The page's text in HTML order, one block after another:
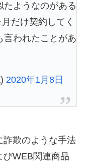
たようなのがある
だけ契約してく
言われたことがあ
2020年1月8日
詐欺のような手法
びWEB関連商品